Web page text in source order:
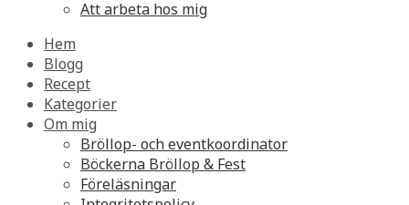
Att arbeta hos mig
Hem
Blogg
Recept
Kategorier
Om mig
Bröllop- och eventkoordinator
Böckerna Bröllop & Fest
Föreläsningar